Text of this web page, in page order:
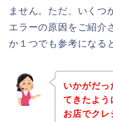
ません。ただ、いくつ
エラーの原因をご紹介
か１つでも参考になる
いかがだっ
てきたよう
お店でクレ